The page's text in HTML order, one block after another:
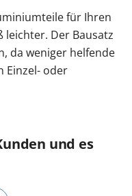
für Ihren
Der Bausatz
da weniger helfende
Einzel- oder
und es